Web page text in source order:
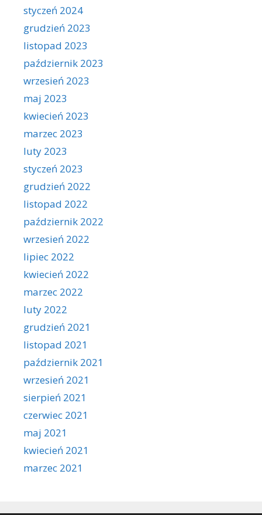
styczeń 2024
grudzień 2023
listopad 2023
październik 2023
wrzesień 2023
maj 2023
kwiecień 2023
marzec 2023
luty 2023
styczeń 2023
grudzień 2022
listopad 2022
październik 2022
wrzesień 2022
lipiec 2022
kwiecień 2022
marzec 2022
luty 2022
grudzień 2021
listopad 2021
październik 2021
wrzesień 2021
sierpień 2021
czerwiec 2021
maj 2021
kwiecień 2021
marzec 2021